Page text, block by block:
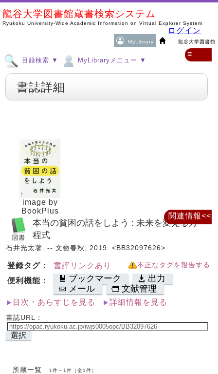
龍谷大学図書館蔵書検索システム
Ryukoku University-Wide Academic Information on Virtual Explorer System
MyLibrary 龍谷大学図書館
ログイン
目録検索 ▼ MyLibraryメニュー ▼
≡
書誌詳細
image by
BookPlus
本当の貧困の話をしよう : 未来を変える方
程式
石井光太著. -- 文藝春秋, 2019. <BB32097626>
登録タグ： 書評リンクあり 不正なタグを報告する
便利機能： ブックマーク
出力
メール
文献管理
目次・あらすじを見る 詳細情報を見る
書誌URL：
選択
所蔵一覧 1件～1件（全1件）
関連情報<<